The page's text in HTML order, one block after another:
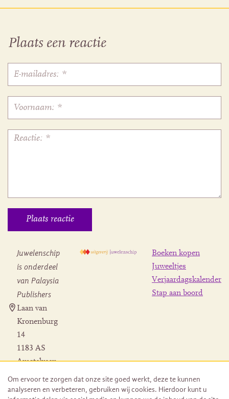
Plaats een reactie
Juwelenschip
is onderdeel
van Palaysia
Publishers
Laan van
Kronenburg
14
1183 AS
Amstelveen
Herroeping
bestelling
Boeken kopen
Juweeltjes
Verjaardagskalender
Stap aan boord
Om ervoor te zorgen dat onze site goed werkt, deze te kunnen
analyseren en verbeteren, gebruiken wij cookies. Hierdoor kunt u